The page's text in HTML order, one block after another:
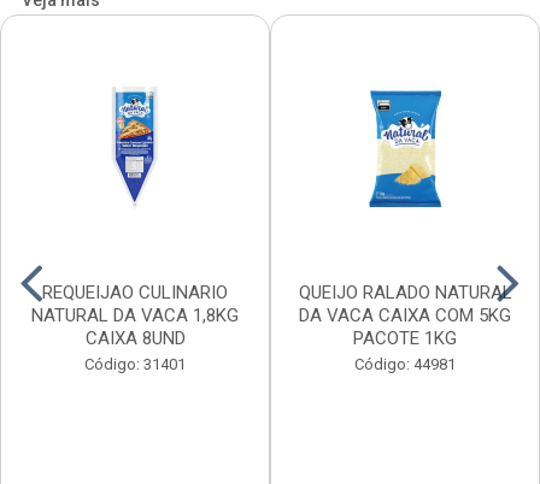
REQUEIJAO CULINARIO
NATURAL DA VACA 1,8KG
CAIXA 8UND
Código: 31401
QUEIJO RALADO NATURAL
DA VACA CAIXA COM 5KG
PACOTE 1KG
Código: 44981